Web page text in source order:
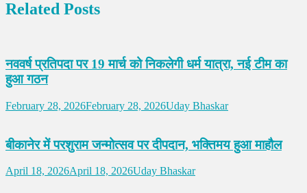
Related Posts
नववर्ष प्रतिपदा पर 19 मार्च को निकलेगी धर्म यात्रा, नई टीम का
हुआ गठन
February 28, 2026February 28, 2026Uday Bhaskar
बीकानेर में परशुराम जन्मोत्सव पर दीपदान, भक्तिमय हुआ माहौल
April 18, 2026April 18, 2026Uday Bhaskar